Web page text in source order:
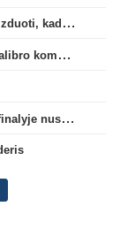
M. Capanas: „Prieš pusmetį negalėjau net įsivaizduoti, kad žaisime prieš „Hajduk“
A. Skerla prieš dvikovą su „Hajduk“: „Tai kito kalibro komanda“
Persvaros neišsaugojusi „Gintra“ atrankos pusfinalyje nusileido Škotijos čempionėms